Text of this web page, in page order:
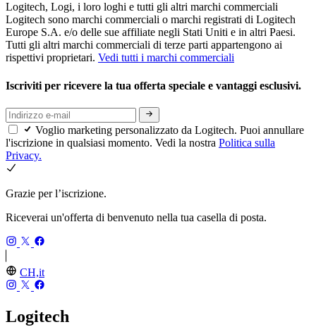
Logitech, Logi, i loro loghi e tutti gli altri marchi commerciali
Logitech sono marchi commerciali o marchi registrati di Logitech
Europe S.A. e/o delle sue affiliate negli Stati Uniti e in altri Paesi.
Tutti gli altri marchi commerciali di terze parti appartengono ai
rispettivi proprietari. Vedi tutti i marchi commerciali
Iscriviti per ricevere la tua offerta speciale e vantaggi esclusivi.
Voglio marketing personalizzato da Logitech. Puoi annullare
l'iscrizione in qualsiasi momento. Vedi la nostra Politica sulla
Privacy.
Grazie per l’iscrizione.
Riceverai un'offerta di benvenuto nella tua casella di posta.
CH,it
Logitech